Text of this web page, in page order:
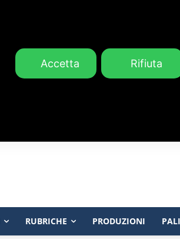
RUBRICHE PRODUZIONI
Accetta Rifiuta